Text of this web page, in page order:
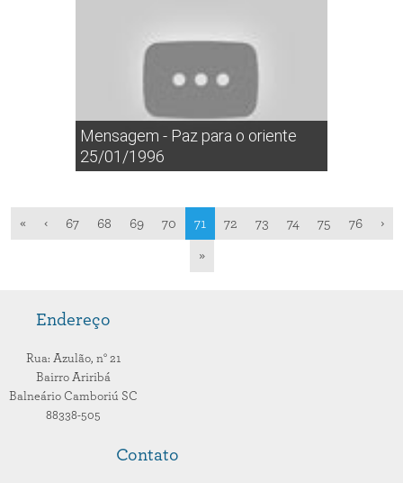
Mensagem - Paz para o oriente
25/01/1996
« ‹ 67 68 69 70 71 72 73 74 75 76 ›
»
Endereço
Rua: Azulão, n° 21
Bairro Ariribá
Balneário Camboriú SC
88338-505
Contato